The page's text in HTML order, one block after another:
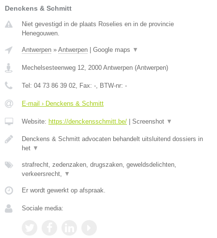
Denckens & Schmitt
Niet gevestigd in de plaats Roselies en in de provincie
Henegouwen.
Antwerpen » Antwerpen Google maps ▼
Mechelsesteenweg 12, 2000 Antwerpen (Antwerpen)
Tel: 04 73 86 39 02, Fax: -, BTW-nr: -
E-mail › Denckens & Schmitt
Website: https://denckensschmitt.be/ Screenshot ▼
Denckens & Schmitt advocaten behandelt uitsluitend dossiers in
het ▼
strafrecht, zedenzaken, drugszaken, geweldsdelichten,
verkeersrecht, ▼
Er wordt gewerkt op afspraak.
Sociale media: